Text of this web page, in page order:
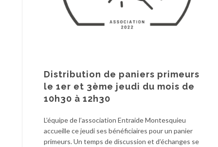
Distribution de paniers primeurs
le 1er et 3ème jeudi du mois de
10h30 à 12h30
L’équipe de l’association Entraide Montesquieu
accueille ce jeudi ses bénéficiaires pour un panier
primeurs. Un temps de discussion et d’échanges se